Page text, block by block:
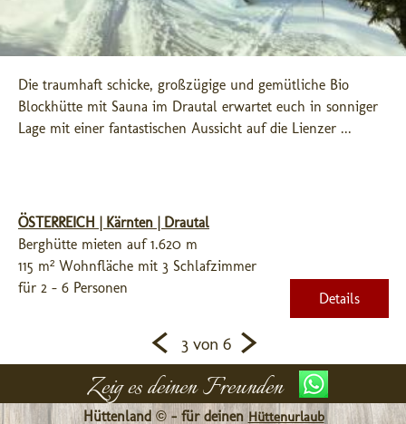
Die traumhaft schicke, großzügige und gemütliche Bio
Blockhütte mit Sauna im Drautal erwartet euch in sonniger
Lage mit einer fantastischen Aussicht auf die Lienzer ...
ÖSTERREICH | Kärnten | Drautal
Berghütte mieten auf 1.620 m
115 m² Wohnfläche mit 3 Schlafzimmer
für 2 - 6 Personen
Details
< 3 von 6 >
Zeig es deinen Freunden
Hüttenland © - für deinen Hüttenurlaub